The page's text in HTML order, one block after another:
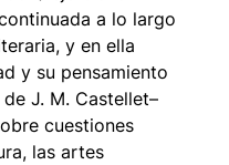
a lo largo
y en ella
y su pensamiento
J. M. Castellet–
cuestiones
las artes